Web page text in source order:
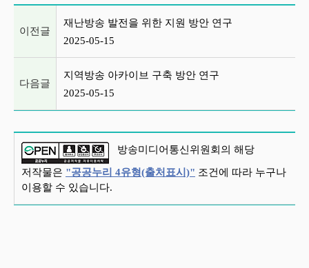
이전글
재난방송 발전을 위한 지원 방안 연구
2025-05-15
다음글
지역방송 아카이브 구축 방안 연구
2025-05-15
방송미디어통신위원회의 해당
저작물은 "공공누리 4유형(출처표시)" 조건에 따라 누구나
이용할 수 있습니다.